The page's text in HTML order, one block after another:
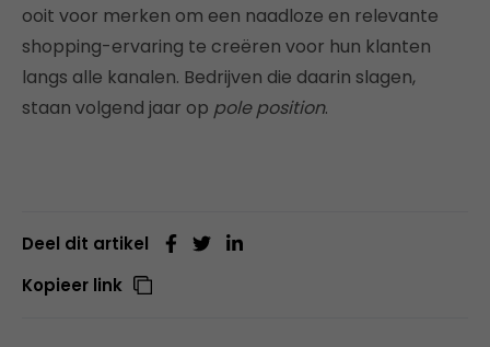
ooit voor merken om een naadloze en relevante
shopping-ervaring te creëren voor hun klanten
langs alle kanalen. Bedrijven die daarin slagen,
staan volgend jaar op pole position.
Deel dit artikel
Kopieer link